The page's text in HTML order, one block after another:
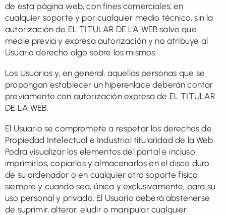
de esta página web, con fines comerciales, en
cualquier soporte y por cualquier medio técnico, sin la
autorización de EL TITULAR DE LA WEB salvo que
medie previa y expresa autorización y no atribuye al
Usuario derecho algo sobre los mismos.
Los Usuarios y, en general, aquellas personas que se
propongan establecer un hiperenlace deberán contar
previamente con autorización expresa de EL TITULAR
DE LA WEB.
El Usuario se compromete a respetar los derechos de
Propiedad Intelectual e Industrial titularidad de la Web.
Podrá visualizar los elementos del portal e incluso
imprimirlos, copiarlos y almacenarlos en el disco duro
de su ordenador o en cualquier otro soporte físico
siempre y cuando sea, única y exclusivamente, para su
uso personal y privado. El Usuario deberá abstenerse
de suprimir, alterar, eludir o manipular cualquier